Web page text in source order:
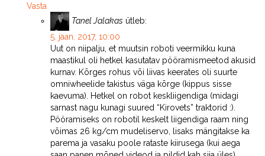
Vasta
Tanel Jalakas ütleb:
5. jaan. 2017, 10:00
Uut on niipalju, et muutsin roboti veermikku kuna
maastikul oli hetkel kasutatav pööramismeetod akusid
kurnav. Kõrges rohus või liivas keerates oli suurte
omniwheelide takistus väga kõrge (kippus sisse
kaevuma). Hetkel on robot keskliigendiga (midagi
sarnast nagu kunagi suured “Kirovets” traktorid :).
Pööramiseks on robotil keskelt liigendiga raam ning
võimas 26 kg/cm mudeliservo, lisaks mängitakse ka
parema ja vasaku poole rataste kiirusega (kui aega